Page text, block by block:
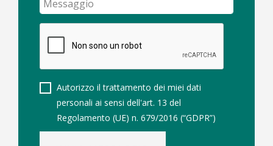
Autorizzo il trattamento dei miei dati
personali ai sensi dell'art. 13 del
Regolamento (UE) n. 679/2016 (“GDPR”)